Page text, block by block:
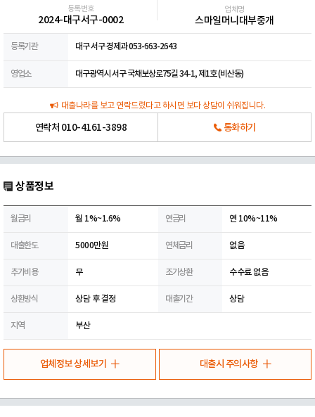
등록번호
2024-대구서구-0002
업체명
스마일머니대부중개
등록기관 대구 서구 경제과 053-663-2643
영업소 대구광역시 서구 국채보상로75길 34-1, 제1호 (비산동)
대출나라를 보고 연락드렸다고 하시면 보다 상담이 쉬워집니다.
연락처 010-4161-3898 통화하기
상품정보
월금리 월 1%~1.6% 연금리 연 10%~11%
대출한도 5000만원 연체금리 없음
추가비용 무 조기상환 수수료 없음
상환방식 상담 후 결정 대출기간 상담
지역 부산
업체정보 상세보기 대출시 주의사항